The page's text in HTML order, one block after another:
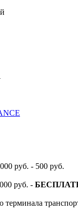
руб. - 500 руб.
руб. -
терминала